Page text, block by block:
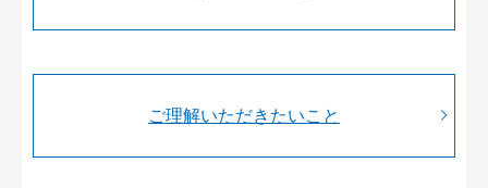
ご理解いただきたいこと